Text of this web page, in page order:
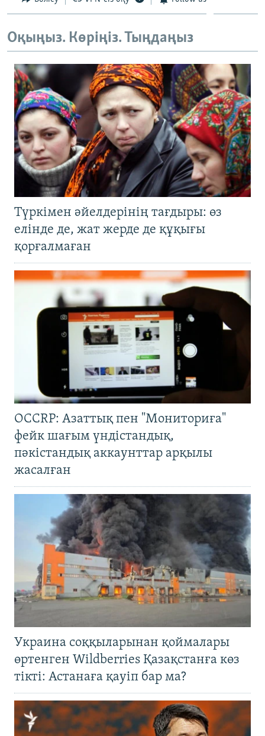
Оқыңыз. Көріңіз. Тыңдаңыз
Түркімен әйелдерінің тағдыры: өз
елінде де, жат жерде де құқығы
қорғалмаған
OCCRP: Азаттық пен "Мониториға"
фейк шағым үндістандық,
пәкістандық аккаунттар арқылы
жасалған
Украина соққыларынан қоймалары
өртенген Wildberries Қазақстанға көз
тікті: Астанаға қауіп бар ма?